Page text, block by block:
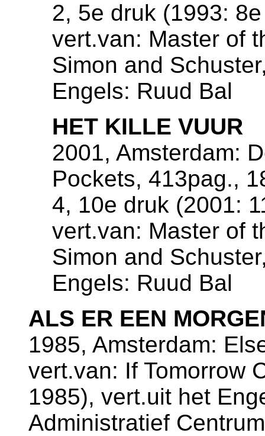
2, 5e druk (1993:
vert.van: Master of
Simon and
Engels: Ruud Bal
HET KILLE VUUR
2001, Amsterdam:
Pockets, 413pag.,
4, 10e druk (2001:
vert.van: Master of
Simon and
Engels: Ruud Bal
ALS ER EEN
1985, Amsterdam:
vert.van: If Tomorrow
1985), vert.uit het
Administratief